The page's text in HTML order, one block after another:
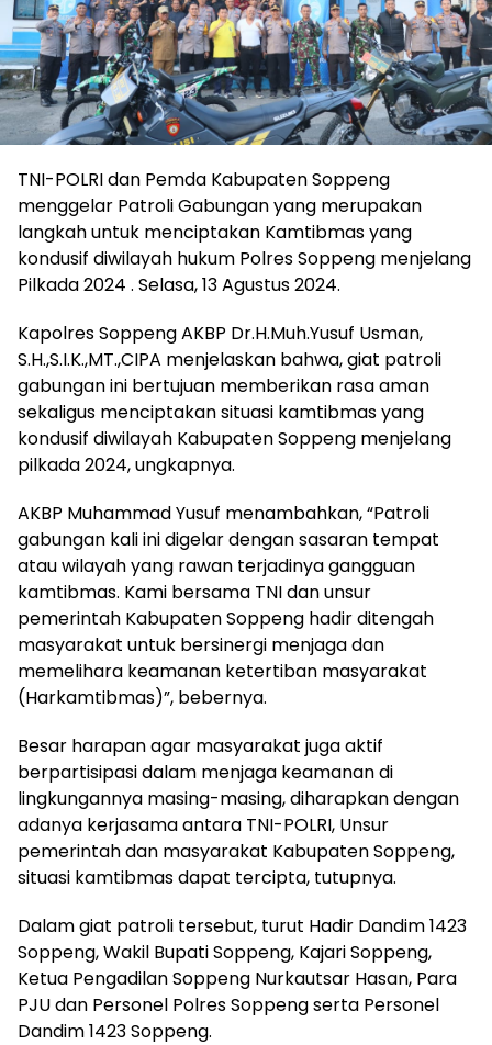
TNI-POLRI dan Pemda Kabupaten Soppeng
menggelar Patroli Gabungan yang merupakan
langkah untuk menciptakan Kamtibmas yang
kondusif diwilayah hukum Polres Soppeng menjelang
Pilkada 2024 . Selasa, 13 Agustus 2024.
Kapolres Soppeng AKBP Dr.H.Muh.Yusuf Usman,
S.H.,S.I.K.,MT.,CIPA menjelaskan bahwa, giat patroli
gabungan ini bertujuan memberikan rasa aman
sekaligus menciptakan situasi kamtibmas yang
kondusif diwilayah Kabupaten Soppeng menjelang
pilkada 2024, ungkapnya.
AKBP Muhammad Yusuf menambahkan, “Patroli
gabungan kali ini digelar dengan sasaran tempat
atau wilayah yang rawan terjadinya gangguan
kamtibmas. Kami bersama TNI dan unsur
pemerintah Kabupaten Soppeng hadir ditengah
masyarakat untuk bersinergi menjaga dan
memelihara keamanan ketertiban masyarakat
(Harkamtibmas)”, bebernya.
Besar harapan agar masyarakat juga aktif
berpartisipasi dalam menjaga keamanan di
lingkungannya masing-masing, diharapkan dengan
adanya kerjasama antara TNI-POLRI, Unsur
pemerintah dan masyarakat Kabupaten Soppeng,
situasi kamtibmas dapat tercipta, tutupnya.
Dalam giat patroli tersebut, turut Hadir Dandim 1423
Soppeng, Wakil Bupati Soppeng, Kajari Soppeng,
Ketua Pengadilan Soppeng Nurkautsar Hasan, Para
PJU dan Personel Polres Soppeng serta Personel
Dandim 1423 Soppeng.